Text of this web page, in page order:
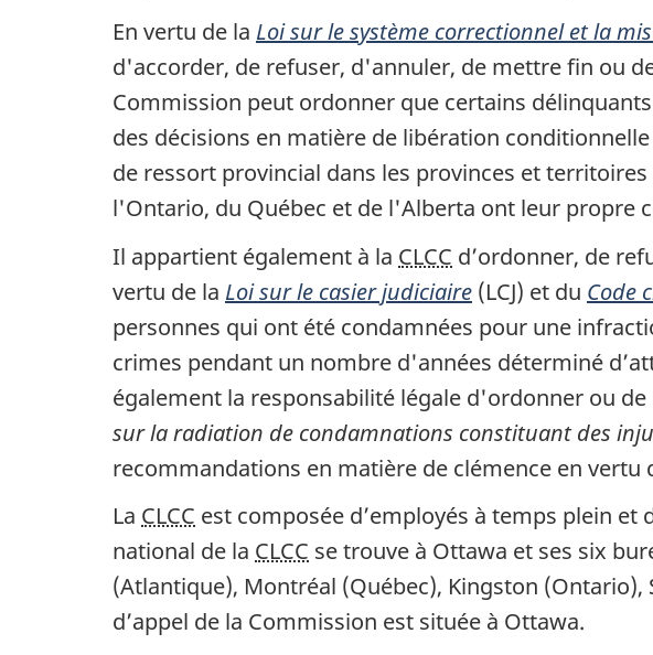
En vertu de la Loi sur le système correctionnel et la
d'accorder, de refuser, d'annuler, de mettre fin ou
Commission peut ordonner que certains
des décisions en matière de libération
de ressort provincial dans les provinces et
l'Ontario, du Québec et de l'Alberta ont leur propre
Il appartient également à la CLCC d’ordonner, de
vertu de la Loi sur le casier judiciaire (LCJ) et du Code
personnes qui ont été condamnées pour une
crimes pendant un nombre d'années déterminé
également la responsabilité légale d'ordonner ou
sur la radiation de condamnations constituant des
recommandations en matière de clémence en vertu
La CLCC est composée d’employés à temps plein
national de la CLCC se trouve à Ottawa et ses six
(Atlantique), Montréal (Québec), Kingston
d’appel de la Commission est située à Ottawa.